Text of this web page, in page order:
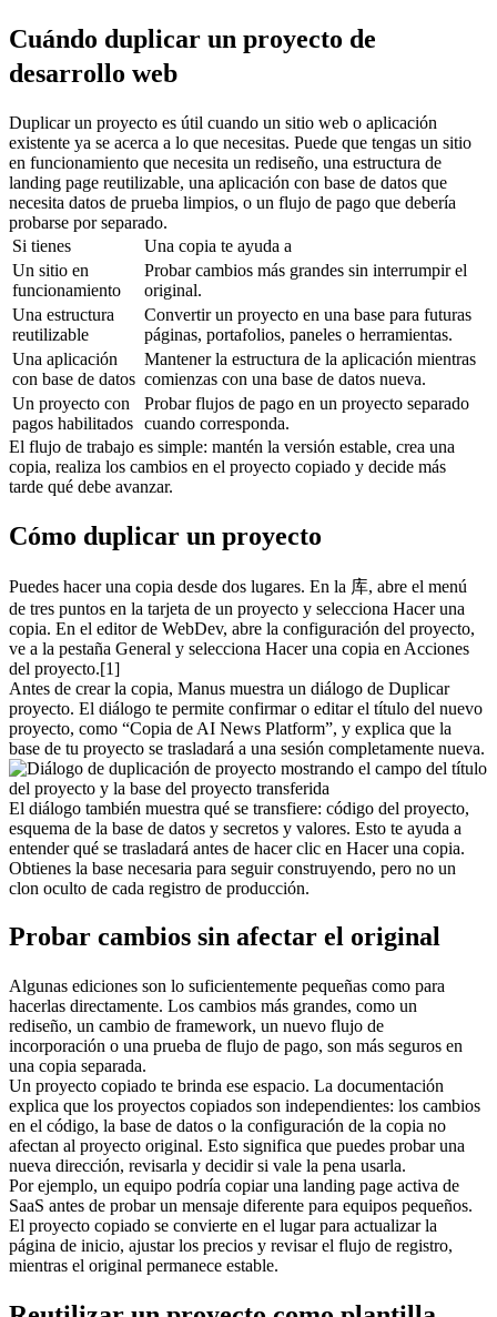
Cuándo duplicar un proyecto de
desarrollo web
Duplicar un proyecto es útil cuando un sitio web o aplicación
existente ya se acerca a lo que necesitas. Puede que tengas un sitio
en funcionamiento que necesita un rediseño, una estructura de
landing page reutilizable, una aplicación con base de datos que
necesita datos de prueba limpios, o un flujo de pago que debería
probarse por separado.
Si tienes
Una copia te ayuda a
Un sitio en
funcionamiento
Probar cambios más grandes sin interrumpir el
original.
Una estructura
reutilizable
Convertir un proyecto en una base para futuras
páginas, portafolios, paneles o herramientas.
Una aplicación
con base de datos
Mantener la estructura de la aplicación mientras
comienzas con una base de datos nueva.
Un proyecto con
pagos habilitados
Probar flujos de pago en un proyecto separado
cuando corresponda.
El flujo de trabajo es simple: mantén la versión estable, crea una
copia, realiza los cambios en el proyecto copiado y decide más
tarde qué debe avanzar.
Cómo duplicar un proyecto
Puedes hacer una copia desde dos lugares. En la 库, abre el menú
de tres puntos en la tarjeta de un proyecto y selecciona Hacer una
copia. En el editor de WebDev, abre la configuración del proyecto,
ve a la pestaña General y selecciona Hacer una copia en Acciones
del proyecto.[1]
Antes de crear la copia, Manus muestra un diálogo de Duplicar
proyecto. El diálogo te permite confirmar o editar el título del nuevo
proyecto, como “Copia de AI News Platform”, y explica que la
base de tu proyecto se trasladará a una sesión completamente nueva.
El diálogo también muestra qué se transfiere: código del proyecto,
esquema de la base de datos y secretos y valores. Esto te ayuda a
entender qué se trasladará antes de hacer clic en Hacer una copia.
Obtienes la base necesaria para seguir construyendo, pero no un
clon oculto de cada registro de producción.
Probar cambios sin afectar el original
Algunas ediciones son lo suficientemente pequeñas como para
hacerlas directamente. Los cambios más grandes, como un
rediseño, un cambio de framework, un nuevo flujo de
incorporación o una prueba de flujo de pago, son más seguros en
una copia separada.
Un proyecto copiado te brinda ese espacio. La documentación
explica que los proyectos copiados son independientes: los cambios
en el código, la base de datos o la configuración de la copia no
afectan al proyecto original. Esto significa que puedes probar una
nueva dirección, revisarla y decidir si vale la pena usarla.
Por ejemplo, un equipo podría copiar una landing page activa de
SaaS antes de probar un mensaje diferente para equipos pequeños.
El proyecto copiado se convierte en el lugar para actualizar la
página de inicio, ajustar los precios y revisar el flujo de registro,
mientras el original permanece estable.